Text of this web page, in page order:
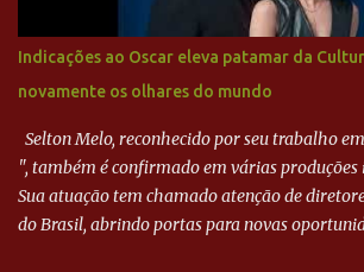
minutos, Jefferson cabeceou e Harlei fez
minutos depois, Wellington encheu o pé e
goleiro rival, que novamente defendeu. No fim,
outra boa chance, mas parou no goleiro. Gol
Indicações ao Oscar eleva patamar da
novamente os olhares do mundo
Selton Melo, reconhecido por seu trabalho
", também é confirmado em várias
Sua atuação tem chamado atenção de
do Brasil, abrindo portas para novas